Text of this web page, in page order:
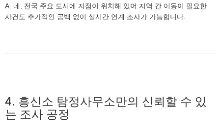
A. 네, 전국 주요 도시에 지점이 위치해 있어 지역 간 이동이 필요한
사건도 추가적인 공백 없이 실시간 연계 조사가 가능합니다.
4. 흥신소 탐정사무소만의 신뢰할 수 있
는 조사 공정